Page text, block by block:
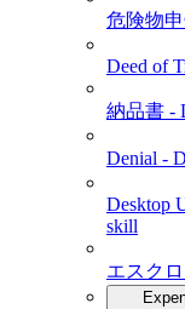
危険物申
Deed of
納品書 -
Denial -
Desktop
skill
エスク